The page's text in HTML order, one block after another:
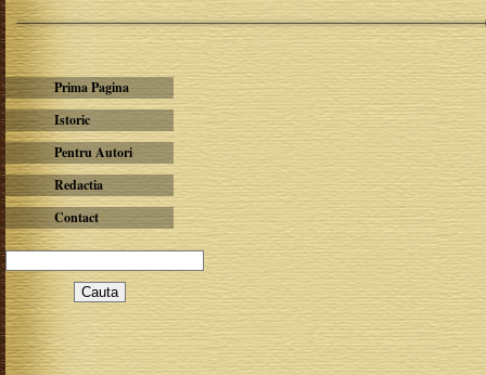
Prima Pagina
Istoric
Pentru Autori
Redactia
Contact